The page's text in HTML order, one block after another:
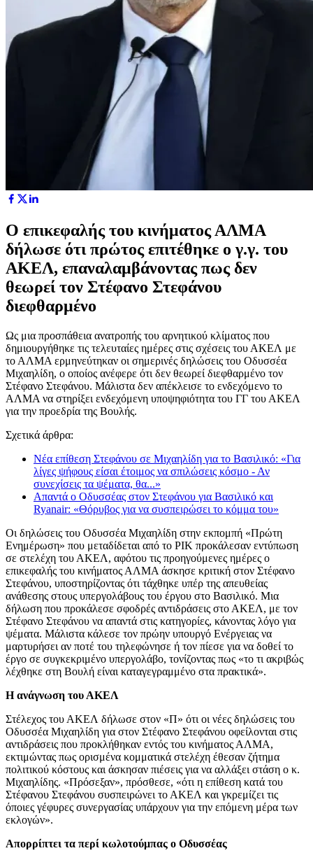
Ο επικεφαλής του κινήματος ΑΛΜΑ
δήλωσε ότι πρώτος επιτέθηκε ο γ.γ. του
ΑΚΕΛ, επαναλαμβάνοντας πως δεν
θεωρεί τον Στέφανο Στεφάνου
διεφθαρμένο
Ως μια προσπάθεια ανατροπής του αρνητικού κλίματος που
δημιουργήθηκε τις τελευταίες ημέρες στις σχέσεις του ΑΚΕΛ με
το ΑΛΜΑ ερμηνεύτηκαν οι σημερινές δηλώσεις του Οδυσσέα
Μιχαηλίδη, ο οποίος ανέφερε ότι δεν θεωρεί διεφθαρμένο τον
Στέφανο Στεφάνου. Μάλιστα δεν απέκλεισε το ενδεχόμενο το
ΑΛΜΑ να στηρίξει ενδεχόμενη υποψηφιότητα του ΓΓ του ΑΚΕΛ
για την προεδρία της Βουλής.
Σχετικά άρθρα:
Νέα επίθεση Στεφάνου σε Μιχαηλίδη για το Βασιλικό: «Για
λίγες ψήφους είσαι έτοιμος να σπιλώσεις κόσμο - Αν
συνεχίσεις τα ψέματα, θα...»
Απαντά ο Οδυσσέας στον Στεφάνου για Βασιλικό και
Ryanair: «Θόρυβος για να συσπειρώσει το κόμμα του»
Οι δηλώσεις του Οδυσσέα Μιχαηλίδη στην εκπομπή «Πρώτη
Ενημέρωση» που μεταδίδεται από το ΡΙΚ προκάλεσαν εντύπωση
σε στελέχη του ΑΚΕΛ, αφότου τις προηγούμενες ημέρες ο
επικεφαλής του κινήματος ΑΛΜΑ άσκησε κριτική στον Στέφανο
Στεφάνου, υποστηρίζοντας ότι τάχθηκε υπέρ της απευθείας
ανάθεσης στους υπεργολάβους του έργου στο Βασιλικό. Μια
δήλωση που προκάλεσε σφοδρές αντιδράσεις στο ΑΚΕΛ, με τον
Στέφανο Στεφάνου να απαντά στις κατηγορίες, κάνοντας λόγο για
ψέματα. Μάλιστα κάλεσε τον πρώην υπουργό Ενέργειας να
μαρτυρήσει αν ποτέ του τηλεφώνησε ή τον πίεσε για να δοθεί το
έργο σε συγκεκριμένο υπεργολάβο, τονίζοντας πως «το τι ακριβώς
λέχθηκε στη Βουλή είναι καταγεγραμμένο στα πρακτικά».
Η ανάγνωση του ΑΚΕΛ
Στέλεχος του ΑΚΕΛ δήλωσε στον «Π» ότι οι νέες δηλώσεις του
Οδυσσέα Μιχαηλίδη για στον Στέφανο Στεφάνου οφείλονται στις
αντιδράσεις που προκλήθηκαν εντός του κινήματος ΑΛΜΑ,
εκτιμώντας πως ορισμένα κομματικά στελέχη έθεσαν ζήτημα
πολιτικού κόστους και άσκησαν πιέσεις για να αλλάξει στάση ο κ.
Μιχαηλίδης. «Πρόσεξαν», πρόσθεσε, «ότι η επίθεση κατά του
Στέφανου Στεφάνου συσπειρώνει το ΑΚΕΛ και γκρεμίζει τις
όποιες γέφυρες συνεργασίας υπάρχουν για την επόμενη μέρα των
εκλογών».
Απορρίπτει τα περί κωλοτούμπας ο Οδυσσέας